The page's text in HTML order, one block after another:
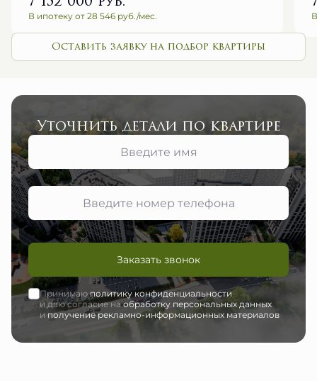
Оставить заявку на подбор квартиры
Заказать звонок
и даю согласие наобработку персональных данных
иполучение рекламно-информационных материалов